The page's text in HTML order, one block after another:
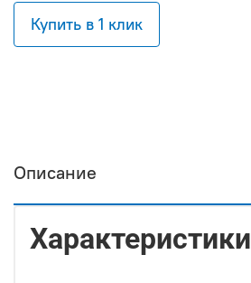
Купить в 1 клик
Описание
Характеристики